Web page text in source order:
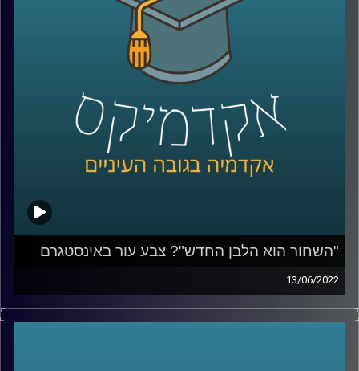
לשיחה על הסיבות שבגללן אין להאמין לפוליטיקאים –
קרדיט תמונות:AudioVersity
"השחור הוא הלבן החדש"? צבע עור באינסטגרם
13/06/2022
בעידן בו אנו נמדדים על ידי כמות הלייקים והעוקבים חשוב
לתעד את הפעילות שאנחנו עושות ועושים ולהציג אותה